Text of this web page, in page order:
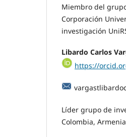
Miembro del
Corporación
investigación
Libardo Carlos
https://
Líder grupo de
Colombia,